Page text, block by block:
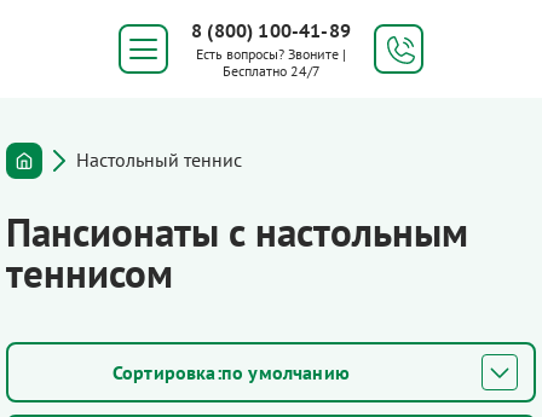
8 (800) 100-41-89
Есть вопросы? Звоните |
Бесплатно 24/7
Настольный теннис
Пансионаты с настольным
теннисом
по умолчанию